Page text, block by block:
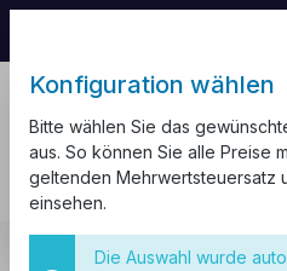
Kabel und Leitungen
Konfiguration wählen
Bitte wählen Sie das
aus. So können Sie alle Preise
geltenden Mehrwertsteuersatz
einsehen.
Die Auswahl wurde